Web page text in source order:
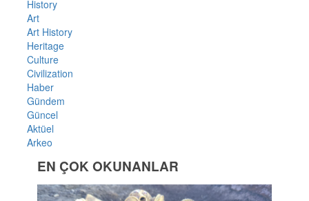
History
Art
Art History
Heritage
Culture
Civilization
Haber
Gündem
Güncel
Aktüel
Arkeo
EN ÇOK OKUNANLAR